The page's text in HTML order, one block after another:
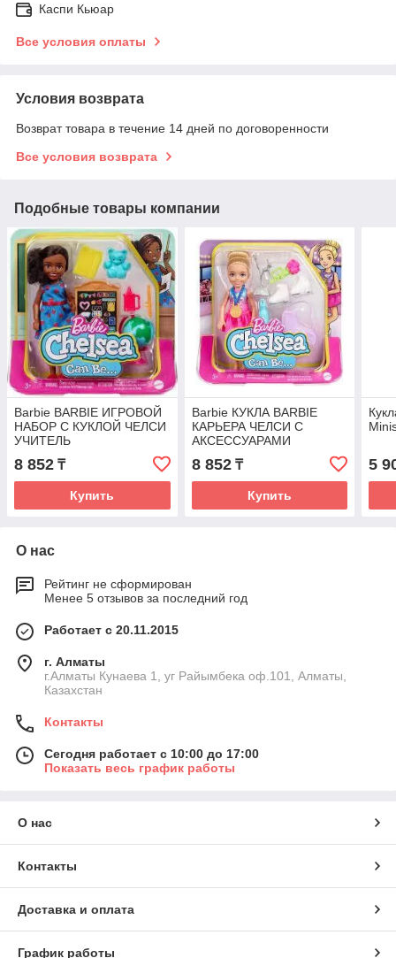
Каспи Кьюар
Все условия оплаты
Условия возврата
Возврат товара в течение 14 дней по договоренности
Все условия возврата
Подобные товары компании
Barbie BARBIE ИГРОВОЙ
НАБОР С КУКЛОЙ ЧЕЛСИ
УЧИТЕЛЬ
8 852 ₸
Купить
Barbie КУКЛА BARBIE
КАРЬЕРА ЧЕЛСИ С
АКСЕССУАРАМИ
ФИГУРИСТКА
8 852₸
Купить
5
О нас
Рейтинг не сформирован
Менее 5 отзывов за последний год
Работает с 20.11.2015
г. Алматы
г.Алматы Кунаева 1, уг Райымбека оф.101, Алматы,
Казахстан
Контакты
Сегодня работает с 10:00 до 17:00
Показать весь график работы
О нас
Контакты
Доставка и оплата
График работы